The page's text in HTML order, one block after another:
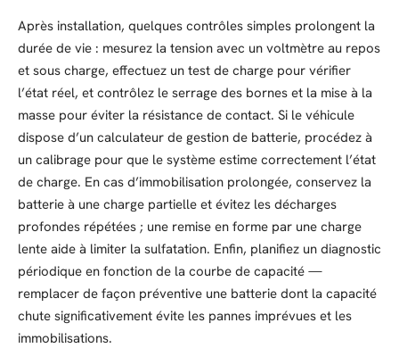
Après installation, quelques contrôles simples prolongent la
durée de vie : mesurez la tension avec un voltmètre au repos
et sous charge, effectuez un test de charge pour vérifier
l’état réel, et contrôlez le serrage des bornes et la mise à la
masse pour éviter la résistance de contact. Si le véhicule
dispose d’un calculateur de gestion de batterie, procédez à
un calibrage pour que le système estime correctement l’état
de charge. En cas d’immobilisation prolongée, conservez la
batterie à une charge partielle et évitez les décharges
profondes répétées ; une remise en forme par une charge
lente aide à limiter la sulfatation. Enfin, planifiez un diagnostic
périodique en fonction de la courbe de capacité —
remplacer de façon préventive une batterie dont la capacité
chute significativement évite les pannes imprévues et les
immobilisations.